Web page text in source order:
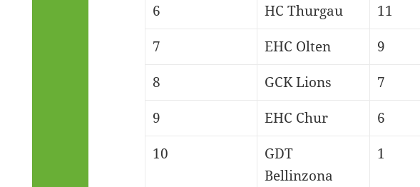
6 HC Thurgau 11
7
EHC Olten 9
8
GCK Lions 7
9
EHC Chur 6
10
GDT
Bellinzona
1